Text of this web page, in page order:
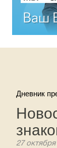
Дневник
27